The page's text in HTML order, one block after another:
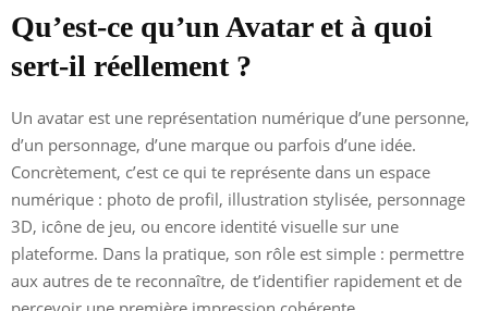
Qu’est-ce qu’un Avatar et à quoi
sert-il réellement ?
Un avatar est une représentation numérique d’une personne,
d’un personnage, d’une marque ou parfois d’une idée.
Concrètement, c’est ce qui te représente dans un espace
numérique : photo de profil, illustration stylisée, personnage
3D, icône de jeu, ou encore identité visuelle sur une
plateforme. Dans la pratique, son rôle est simple : permettre
aux autres de te reconnaître, de t’identifier rapidement et de